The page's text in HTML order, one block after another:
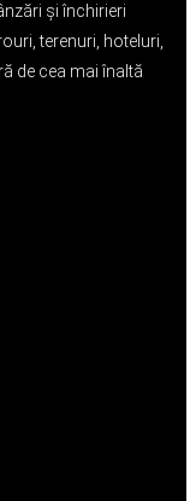
și închirieri
terenuri, hoteluri,
de cea mai înaltă